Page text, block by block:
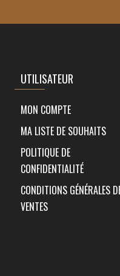
UTILISATEUR
MON COMPTE
MA LISTE DE SOUHAITS
POLITIQUE DE
CONFIDENTIALITÉ
CONDITIONS GÉNÉRALES
VENTES